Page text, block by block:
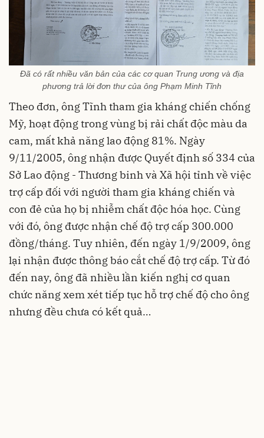
Đã có rất nhiều văn bản của các cơ quan Trung ương và địa
phương trả lời đơn thư của ông Phạm Minh Tĩnh
Theo đơn, ông Tĩnh tham gia kháng chiến chống
Mỹ, hoạt động trong vùng bị rải chất độc màu da
cam, mất khả năng lao động 81%. Ngày
9/11/2005, ông nhận được Quyết định số 334 của
Sở Lao động - Thương binh và Xã hội tỉnh về việc
trợ cấp đối với người tham gia kháng chiến và
con đẻ của họ bị nhiễm chất độc hóa học. Cùng
với đó, ông được nhận chế độ trợ cấp 300.000
đồng/tháng. Tuy nhiên, đến ngày 1/9/2009, ông
lại nhận được thông báo cắt chế độ trợ cấp. Từ đó
đến nay, ông đã nhiều lần kiến nghị cơ quan
chức năng xem xét tiếp tục hỗ trợ chế độ cho ông
nhưng đều chưa có kết quả…